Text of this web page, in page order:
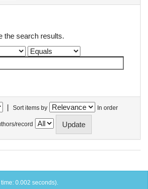
the search results.
| Sort items by In order
record
0.002 seconds).